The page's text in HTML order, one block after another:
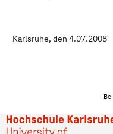
Karlsruhe, den 4.07.2008